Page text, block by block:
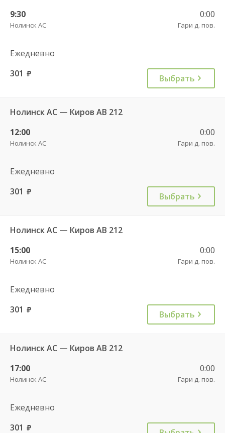
9:30
Нолинск АС
0:00
Гари д. пов.
Ежедневно
301 руб. Выбрать
Нолинск АС — Киров АВ 212
12:00
Нолинск АС
0:00
Гари д. пов.
Ежедневно
301 руб. Выбрать
Нолинск АС — Киров АВ 212
15:00
Нолинск АС
0:00
Гари д. пов.
Ежедневно
301 руб. Выбрать
Нолинск АС — Киров АВ 212
17:00
Нолинск АС
0:00
Гари д. пов.
Ежедневно
301 руб.